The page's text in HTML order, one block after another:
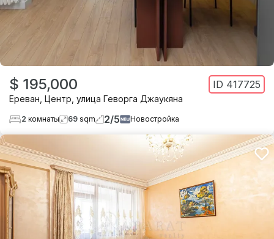
$ 195,000 ID 417725
Ереван Центр улица Геворга Джаукяна
2 комнаты 69 sqm 2/5 Новостройка